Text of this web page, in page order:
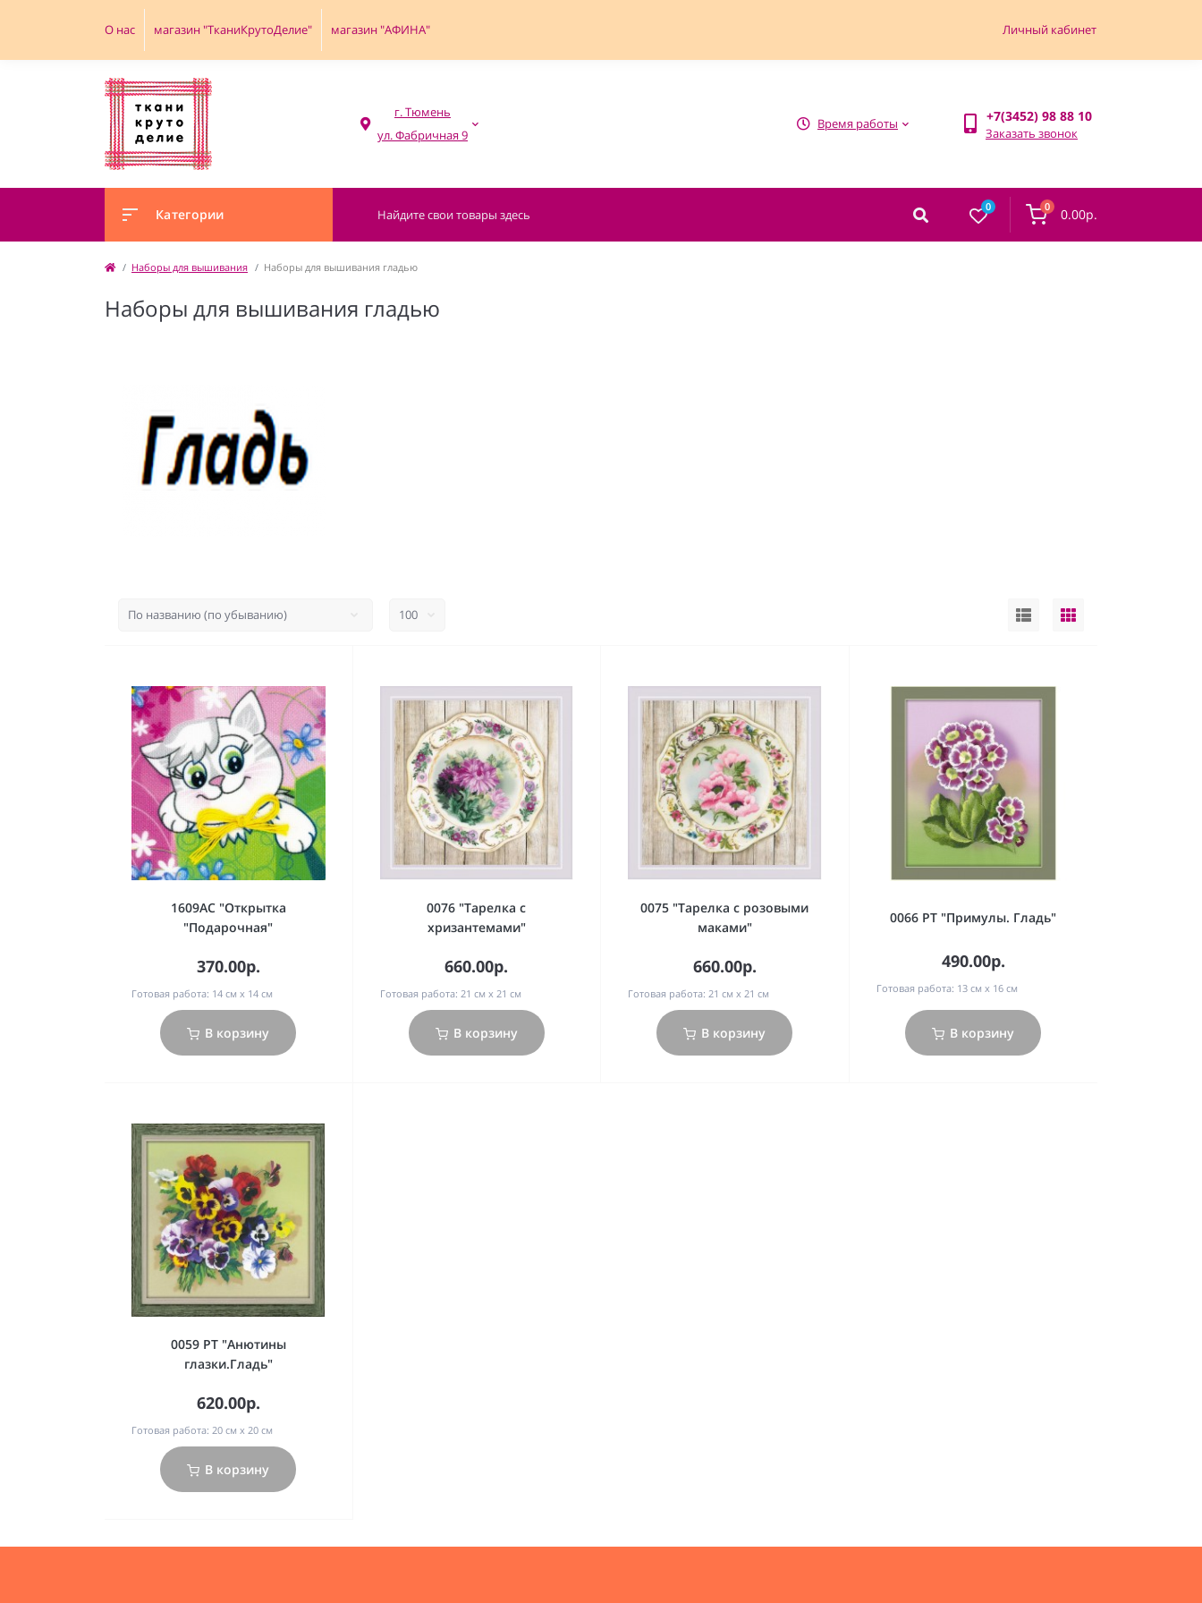
О нас магазин "ТканиКрутоДелие" магазин "АФИНА" Личный кабинет
г. Тюмень
Время работы +7(3452) 98 88 10
Заказать звонок
Категории 0 0 0.00р.
Наборы для вышивания Наборы для вышивания гладью
Наборы для вышивания гладью
1609АС "Открытка
"Подарочная"
370.00р.
Готовая работа: 14 см х 14 см
В корзину
0076 "Тарелка с
хризантемами"
660.00р.
Готовая работа: 21 см х 21 см
В корзину
0075 "Тарелка с розовыми
маками"
660.00р.
Готовая работа: 21 см х 21 см
В корзину
0066 РТ "Примулы. Гладь"
490.00р.
Готовая работа: 13 см х 16 см
В корзину
0059 РТ "Анютины
глазки.Гладь"
620.00р.
Готовая работа: 20 см х 20 см
В корзину